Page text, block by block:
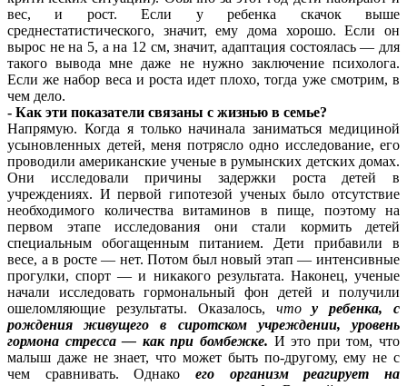
вес, и рост. Если у ребенка скачок выше
среднестатистического, значит, ему дома хорошо. Если он
вырос не на 5, а на 12 см, значит, адаптация состоялась — для
такого вывода мне даже не нужно заключение психолога.
Если же набор веса и роста идет плохо, тогда уже смотрим, в
чем дело.
- Как эти показатели связаны с жизнью в семье?
Напрямую. Когда я только начинала заниматься медициной
усыновленных детей, меня потрясло одно исследование, его
проводили американские ученые в румынских детских домах.
Они исследовали причины задержки роста детей в
учреждениях. И первой гипотезой ученых было отсутствие
необходимого количества витаминов в пище, поэтому на
первом этапе исследования они стали кормить детей
специальным обогащенным питанием. Дети прибавили в
весе, а в росте — нет. Потом был новый этап — интенсивные
прогулки, спорт — и никакого результата. Наконец, ученые
начали исследовать гормональный фон детей и получили
ошеломляющие результаты. Оказалось, чтоу ребенка, с
рождения живущего в сиротском учреждении, уровень
гормона стресса — как при бомбежке. И это при том, что
малыш даже не знает, что может быть по-другому, ему не с
чем сравнивать. Однако его организм реагирует на